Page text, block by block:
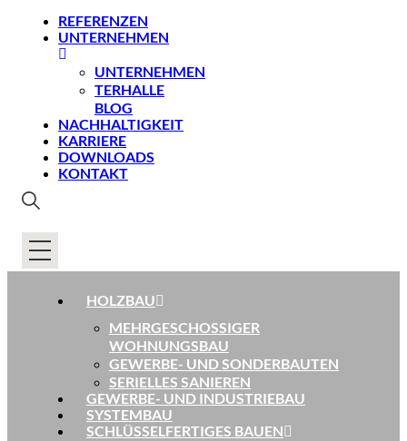
REFERENZEN
UNTERNEHMEN
UNTERNEHMEN
TERHALLE
BLOG
NACHHALTIGKEIT
KARRIERE
DOWNLOADS
KONTAKT
HOLZBAU
MEHRGESCHOSSIGER
WOHNUNGSBAU
GEWERBE- UND SONDERBAUTEN
SERIELLES SANIEREN
GEWERBE- UND INDUSTRIEBAU
SYSTEMBAU
SCHLÜSSELFERTIGES BAUEN